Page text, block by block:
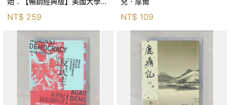
輯思考聖經_尼爾．布朗, 史都
華．基里, 羅耀宗, 蔡宏明, 黃賓
NT$ 259 NT$ 109